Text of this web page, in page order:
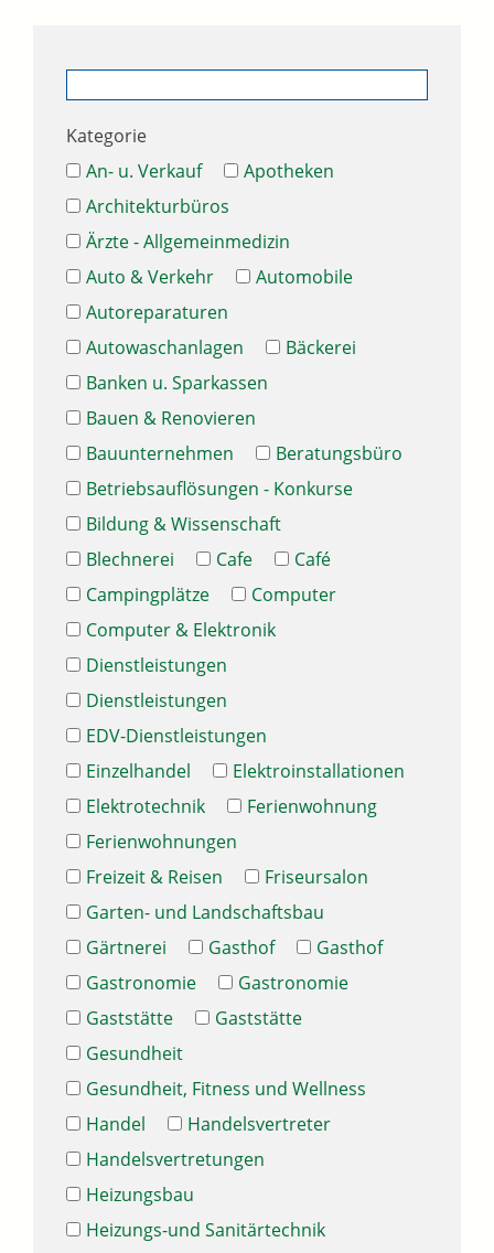
Kategorie
An- u. Verkauf
Apotheken
Architekturbüros
Ärzte - Allgemeinmedizin
Auto & Verkehr
Automobile
Autoreparaturen
Autowaschanlagen
Bäckerei
Banken u. Sparkassen
Bauen & Renovieren
Bauunternehmen
Beratungsbüro
Betriebsauflösungen - Konkurse
Bildung & Wissenschaft
Blechnerei
Cafe
Café
Campingplätze
Computer
Computer & Elektronik
Dienstleistungen
Dienstleistungen
EDV-Dienstleistungen
Einzelhandel
Elektroinstallationen
Elektrotechnik
Ferienwohnung
Ferienwohnungen
Freizeit & Reisen
Friseursalon
Garten- und Landschaftsbau
Gärtnerei
Gasthof
Gasthof
Gastronomie
Gastronomie
Gaststätte
Gaststätte
Gesundheit
Gesundheit, Fitness und Wellness
Handel
Handelsvertreter
Handelsvertretungen
Heizungsbau
Heizungs-und Sanitärtechnik